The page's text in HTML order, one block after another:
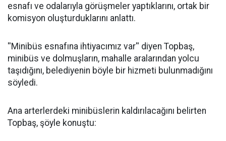
esnafı ve odalarıyla görüşmeler yaptıklarını, ortak bir
komisyon oluşturduklarını anlattı.
''Minibüs esnafına ihtiyacımız var'' diyen Topbaş,
minibüs ve dolmuşların, mahalle aralarından yolcu
taşıdığını, belediyenin böyle bir hizmeti bulunmadığını
söyledi.
Ana arterlerdeki minibüslerin kaldırılacağını belirten
Topbaş, şöyle konuştu: